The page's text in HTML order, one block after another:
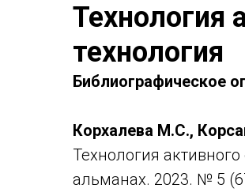
Технология
технология
Библиографическое
Корхалева М.С.,
Технология
альманах. 2023. № 5